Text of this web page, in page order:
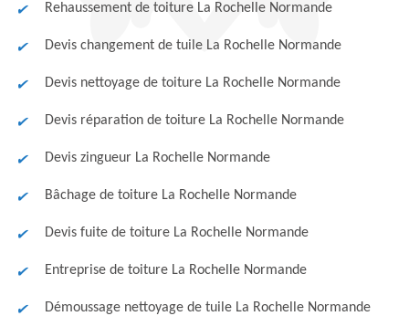
Rehaussement de toiture La Rochelle Normande
Devis changement de tuile La Rochelle Normande
Devis nettoyage de toiture La Rochelle Normande
Devis réparation de toiture La Rochelle Normande
Devis zingueur La Rochelle Normande
Bâchage de toiture La Rochelle Normande
Devis fuite de toiture La Rochelle Normande
Entreprise de toiture La Rochelle Normande
Démoussage nettoyage de tuile La Rochelle Normande